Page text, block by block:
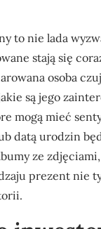
to nie lada
stają się
osoba
są jego
mogą mieć
datą urodzin
ze
prezent nie